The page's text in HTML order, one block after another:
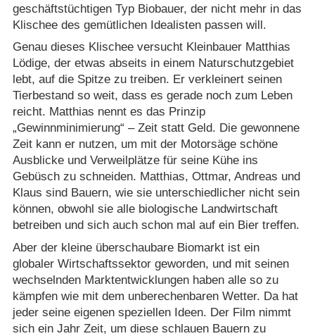
geschäftstüchtigen Typ Biobauer, der nicht mehr in das
Klischee des gemütlichen Idealisten passen will.
Genau dieses Klischee versucht Kleinbauer Matthias
Lödige, der etwas abseits in einem Naturschutzgebiet
lebt, auf die Spitze zu treiben. Er verkleinert seinen
Tierbestand so weit, dass es gerade noch zum Leben
reicht. Matthias nennt es das Prinzip
„Gewinnminimierung“ – Zeit statt Geld. Die gewonnene
Zeit kann er nutzen, um mit der Motorsäge schöne
Ausblicke und Verweilplätze für seine Kühe ins
Gebüsch zu schneiden. Matthias, Ottmar, Andreas und
Klaus sind Bauern, wie sie unterschiedlicher nicht sein
können, obwohl sie alle biologische Landwirtschaft
betreiben und sich auch schon mal auf ein Bier treffen.
Aber der kleine überschaubare Biomarkt ist ein
globaler Wirtschaftssektor geworden, und mit seinen
wechselnden Marktentwicklungen haben alle so zu
kämpfen wie mit dem unberechenbaren Wetter. Da hat
jeder seine eigenen speziellen Ideen. Der Film nimmt
sich ein Jahr Zeit, um diese schlauen Bauern zu